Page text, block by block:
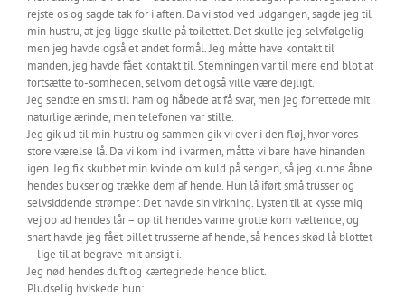
rejste os og sagde tak for i aften. Da vi stod ved udgangen, sagde jeg til
min hustru, at jeg ligge skulle på toilettet. Det skulle jeg selvfølgelig –
men jeg havde også et andet formål. Jeg måtte have kontakt til
manden, jeg havde fået kontakt til. Stemningen var til mere end blot at
fortsætte to-somheden, selvom det også ville være dejligt.
Jeg sendte en sms til ham og håbede at få svar, men jeg forrettede mit
naturlige ærinde, men telefonen var stille.
Jeg gik ud til min hustru og sammen gik vi over i den fløj, hvor vores
store værelse lå. Da vi kom ind i varmen, måtte vi bare have hinanden
igen. Jeg fik skubbet min kvinde om kuld på sengen, så jeg kunne åbne
hendes bukser og trække dem af hende. Hun lå iført små trusser og
selvsiddende strømper. Det havde sin virkning. Lysten til at kysse mig
vej op ad hendes lår – op til hendes varme grotte kom væltende, og
snart havde jeg fået pillet trusserne af hende, så hendes skød lå blottet
– lige til at begrave mit ansigt i.
Jeg nød hendes duft og kærtegnede hende blidt.
Pludselig hviskede hun: